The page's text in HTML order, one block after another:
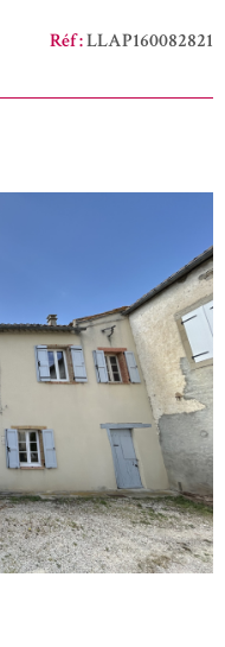
Réf :LLAP160082821